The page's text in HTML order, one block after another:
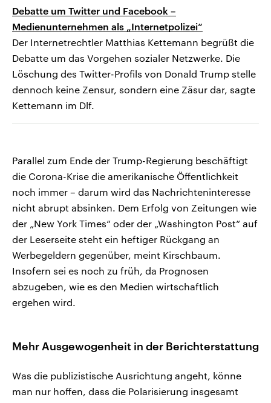
Debatte um Twitter und Facebook –
Medienunternehmen als „Internetpolizei“
Der Internetrechtler Matthias Kettemann begrüßt die
Debatte um das Vorgehen sozialer Netzwerke. Die
Löschung des Twitter-Profils von Donald Trump stelle
dennoch keine Zensur, sondern eine Zäsur dar, sagte
Kettemann im Dlf.
Parallel zum Ende der Trump-Regierung beschäftigt
die Corona-Krise die amerikanische Öffentlichkeit
noch immer – darum wird das Nachrichteninteresse
nicht abrupt absinken. Dem Erfolg von Zeitungen wie
der „New York Times“ oder der „Washington Post“ auf
der Leserseite steht ein heftiger Rückgang an
Werbegeldern gegenüber, meint Kirschbaum.
Insofern sei es noch zu früh, da Prognosen
abzugeben, wie es den Medien wirtschaftlich
ergehen wird.
Mehr Ausgewogenheit in der Berichterstattung
Was die publizistische Ausrichtung angeht, könne
man nur hoffen, dass die Polarisierung insgesamt